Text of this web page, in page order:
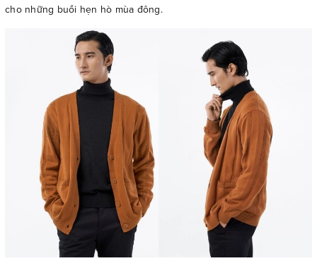
cho những buổi hẹn hò mùa đông.